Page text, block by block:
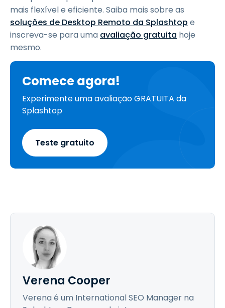
mais flexível e eficiente. Saiba mais sobre as
soluções de Desktop Remoto da Splashtop e
inscreva-se para uma avaliação gratuita hoje
mesmo.
Comece agora!
Experimente uma avaliação GRATUITA da
Splashtop
Teste gratuito
Verena Cooper
Verena é um International SEO Manager na